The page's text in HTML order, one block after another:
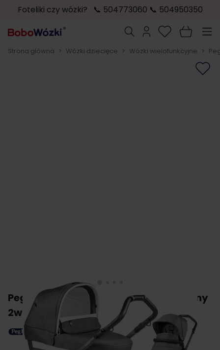
Foteliki czy wózki? 📞 504773060 📞 504950350
Szukaj
Strona główna > Wózki dziecięce > Wózki wielofunkcyjne >
Peg Perego BOOK wózek wielofunkcyjny
2w1